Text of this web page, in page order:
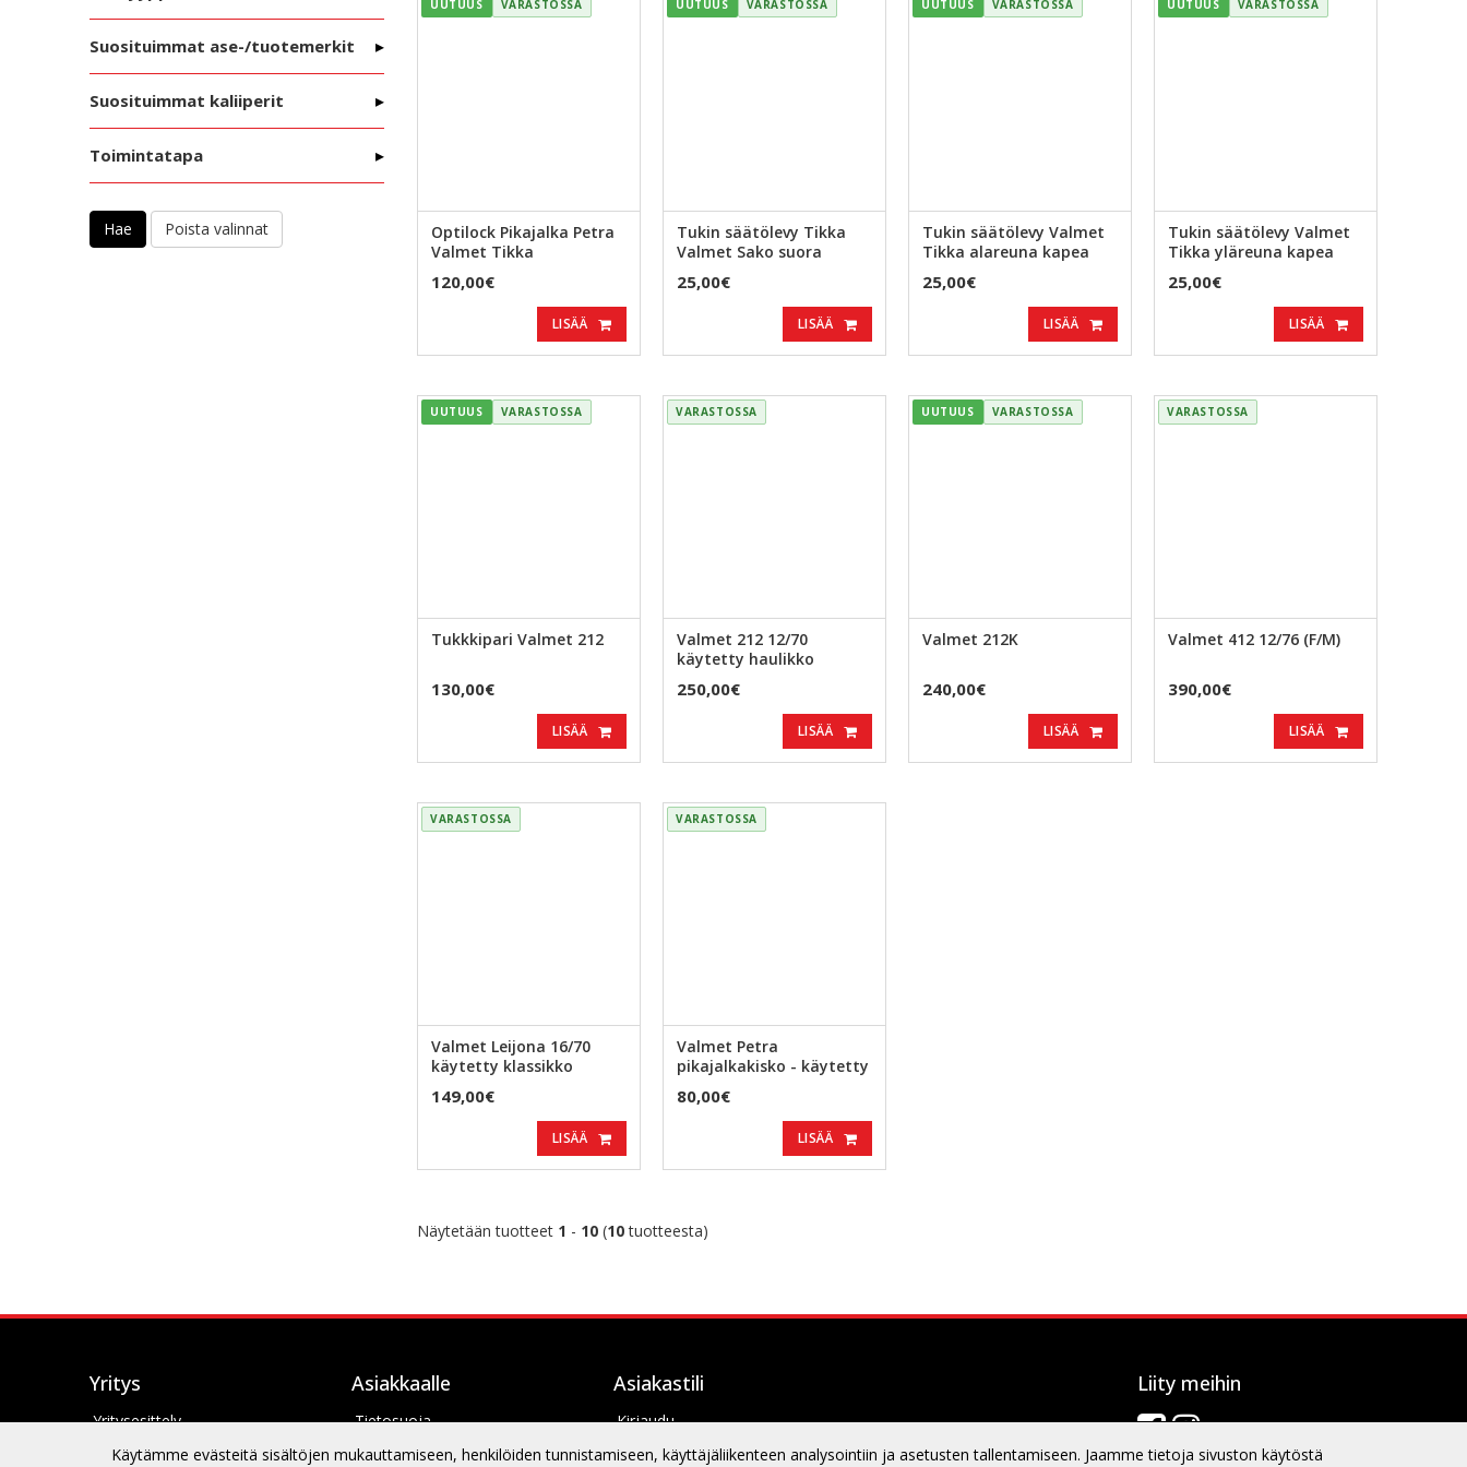
Käytämme evästeitä sisältöjen mukauttamiseen, henkilöiden tunnistamiseen, käyttäjäliikenteen analysointiin ja asetusten tallentamiseen. Jaamme tietoja sivuston käytöstä
Suosituimmat ase-/tuotemerkit
Suosituimmat kaliiperit
Toimintatapa
Hae
UUTUUS VARASTOSSA
Optilock Pikajalka Petra
Valmet Tikka
120,00€
LISÄÄ
UUTUUS VARASTOSSA
Tukin säätölevy Tikka
Valmet Sako suora
25,00€
LISÄÄ
UUTUUS VARASTOSSA
Tukin säätölevy Valmet
Tikka alareuna kapea
25,00€
LISÄÄ
UUTUUS VARASTOSSA
Tukin säätölevy Valmet
Tikka yläreuna kapea
25,00€
LISÄÄ
UUTUUS VARASTOSSA
Tukkkipari Valmet 212
130,00€
LISÄÄ
VARASTOSSA
Valmet 212 12/70
käytetty haulikko
250,00€
LISÄÄ
UUTUUS VARASTOSSA
Valmet 212K
240,00€
LISÄÄ
VARASTOSSA
Valmet 412 12/76 (F/M)
390,00€
LISÄÄ
VARASTOSSA
Valmet Leijona 16/70
käytetty klassikko
149,00€
LISÄÄ
VARASTOSSA
Valmet Petra
pikajalkakisko - käytetty
80,00€
LISÄÄ
Näytetään tuotteet 1 - 10 (10tuotteesta)
Yritys
Yritysesittely
Yhteystiedot
Asiakkaalle
Tietosuoja
Toimitusehdot
Asiakastili
Kirjaudu
Oma tilini
Liity meihin